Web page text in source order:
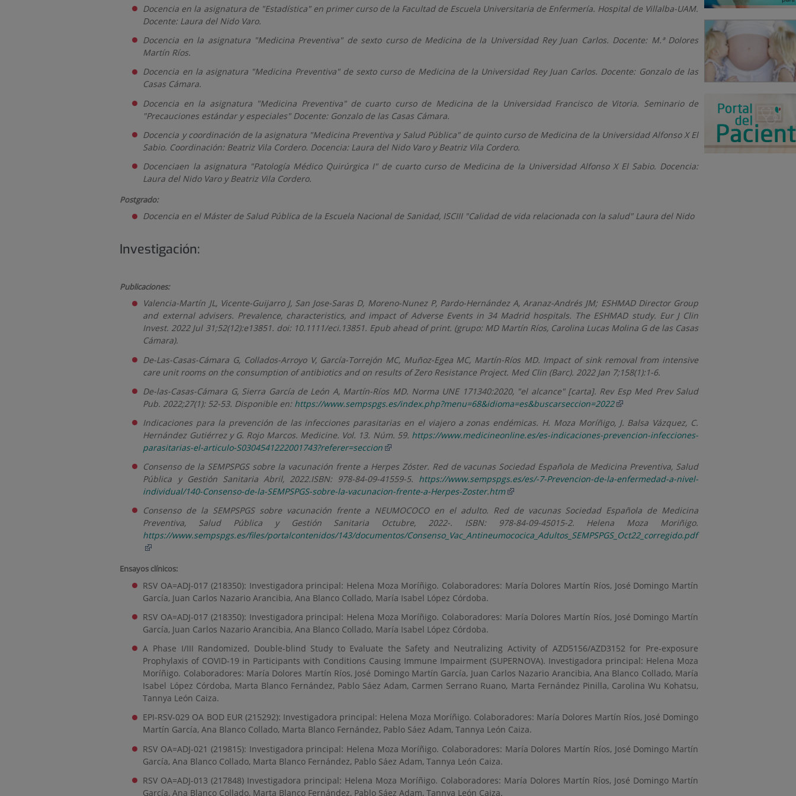
Docencia en la asignatura de "Estadística" en primer curso de la Facultad de Escuela Universitaria de Enfermería. Hospital de Villalba-UAM.
Docente: Laura del Nido Varo.
Docencia en la asignatura "Medicina Preventiva" de sexto curso de Medicina de la Universidad Rey Juan Carlos. Docente: M.ª Dolores
Martín Ríos.
Docencia en la asignatura "Medicina Preventiva" de sexto curso de Medicina de la Universidad Rey Juan Carlos. Docente: Gonzalo de las
Casas Cámara.
Docencia en la asignatura "Medicina Preventiva" de cuarto curso de Medicina de la Universidad Francisco de Vitoria. Seminario de
"Precauciones estándar y especiales" Docente: Gonzalo de las Casas Cámara.
Docencia y coordinación de la asignatura "Medicina Preventiva y Salud Pública" de quinto curso de Medicina de la Universidad Alfonso X El
Sabio. Coordinación: Beatriz Vila Cordero. Docencia: Laura del Nido Varo y Beatriz Vila Cordero.
Docenciaen la asignatura "Patología Médico Quirúrgica I" de cuarto curso de Medicina de la Universidad Alfonso X El Sabio. Docencia:
Laura del Nido Varo y Beatriz Vila Cordero.
Postgrado:
Docencia en el Máster de Salud Pública de la Escuela Nacional de Sanidad, ISCIII "Calidad de vida relacionada con la salud" Laura del Nido
Investigación:
Publicaciones:
Valencia-Martín JL, Vicente-Guijarro J, San Jose-Saras D, Moreno-Nunez P, Pardo-Hernández A, Aranaz-Andrés JM; ESHMAD Director Group
and external advisers. Prevalence, characteristics, and impact of Adverse Events in 34 Madrid hospitals. The ESHMAD study. Eur J Clin
Invest. 2022 Jul 31;52(12):e13851. doi: 10.1111/eci.13851. Epub ahead of print. (grupo: MD Martín Ríos, Carolina Lucas Molina G de las Casas
Cámara).
De-Las-Casas-Cámara G, Collados-Arroyo V, García-Torrejón MC, Muñoz-Egea MC, Martín-Ríos MD. Impact of sink removal from intensive
care unit rooms on the consumption of antibiotics and on results of Zero Resistance Project. Med Clin (Barc). 2022 Jan 7;158(1):1-6.
De-las-Casas-Cámara G, Sierra García de León A, Martín-Ríos MD. Norma UNE 171340:2020, "el alcance" [carta]. Rev Esp Med Prev Salud
Pub. 2022;27(1): 52-53. Disponible en: https://www.sempspgs.es/index.php?menu=68&idioma=es&buscarseccion=2022
Indicaciones para la prevención de las infecciones parasitarias en el viajero a zonas endémicas. H. Moza Moríñigo, J. Balsa Vázquez, C.
Hernández Gutiérrez y G. Rojo Marcos. Medicine. Vol. 13. Núm. 59. https://www.medicineonline.es/es-indicaciones-prevencion-infecciones-
parasitarias-el-articulo-S0304541222001743?referer=seccion
Consenso de la SEMPSPGS sobre la vacunación frente a Herpes Zóster. Red de vacunas Sociedad Española de Medicina Preventiva, Salud
Pública y Gestión Sanitaria Abril, 2022.ISBN: 978-84-09-41559-5. https://www.sempspgs.es/es/-7-Prevencion-de-la-enfermedad-a-nivel-
individual/140-Consenso-de-la-SEMPSPGS-sobre-la-vacunacion-frente-a-Herpes-Zoster.htm
Consenso de la SEMPSPGS sobre vacunación frente a NEUMOCOCO en el adulto. Red de vacunas Sociedad Española de Medicina
Preventiva, Salud Pública y Gestión Sanitaria Octubre, 2022-. ISBN: 978-84-09-45015-2. Helena Moza Moriñigo.
https://www.sempspgs.es/files/portalcontenidos/143/documentos/Consenso_Vac_Antineumococica_Adultos_SEMPSPGS_Oct22_corregido.pdf
Ensayos clínicos:
RSV OA=ADJ-017 (218350): Investigadora principal: Helena Moza Moríñigo. Colaboradores: María Dolores Martín Ríos, José Domingo Martín
García, Juan Carlos Nazario Arancibia, Ana Blanco Collado, María Isabel López Córdoba.
RSV OA=ADJ-017 (218350): Investigadora principal: Helena Moza Moríñigo. Colaboradores: María Dolores Martín Ríos, José Domingo Martín
García, Juan Carlos Nazario Arancibia, Ana Blanco Collado, María Isabel López Córdoba.
A Phase I/III Randomized, Double-blind Study to Evaluate the Safety and Neutralizing Activity of AZD5156/AZD3152 for Pre-exposure
Prophylaxis of COVID-19 in Participants with Conditions Causing Immune Impairment (SUPERNOVA). Investigadora principal: Helena Moza
Moríñigo. Colaboradores: María Dolores Martín Ríos, José Domingo Martín García, Juan Carlos Nazario Arancibia, Ana Blanco Collado, María
Isabel López Córdoba, Marta Blanco Fernández, Pablo Sáez Adam, Carmen Serrano Ruano, Marta Fernández Pinilla, Carolina Wu Kohatsu,
Tannya León Caiza.
EPI-RSV-029 OA BOD EUR (215292): Investigadora principal: Helena Moza Moríñigo. Colaboradores: María Dolores Martín Ríos, José Domingo
Martín García, Ana Blanco Collado, Marta Blanco Fernández, Pablo Sáez Adam, Tannya León Caiza.
RSV OA=ADJ-021 (219815): Investigadora principal: Helena Moza Moríñigo. Colaboradores: María Dolores Martín Ríos, José Domingo Martín
García, Ana Blanco Collado, Marta Blanco Fernández, Pablo Sáez Adam, Tannya León Caiza.
RSV OA=ADJ-013 (217848) Investigadora principal: Helena Moza Moríñigo. Colaboradores: María Dolores Martín Ríos, José Domingo Martín
García, Ana Blanco Collado, Marta Blanco Fernández, Pablo Sáez Adam, Tannya León Caiza.